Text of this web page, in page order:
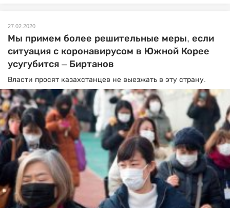
27.02.2020
Мы примем более решительные меры, если
ситуация с коронавирусом в Южной Корее
усугубится – Биртанов
Власти просят казахстанцев не выезжать в эту страну.